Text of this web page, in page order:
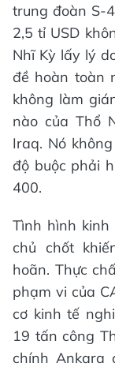
trung đoàn S-
2,5 tỉ USD
Nhĩ Kỳ lấy lý
đề hoàn toàn
không làm
nào của Thổ
Iraq. Nó
độ buộc phải
400.
Tình hình
chủ chốt
hoãn. Thực
phạm vi của
cơ kinh tế
19 tấn công
chính Ankara